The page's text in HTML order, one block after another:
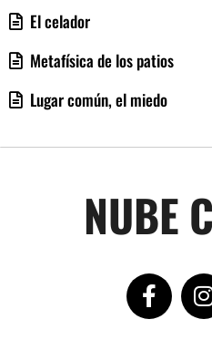
El celador
Metafísica de los patios
Lugar común, el miedo
NUBE